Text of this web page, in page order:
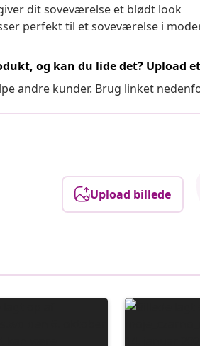
dit soveværelse et blødt look
perfekt til et soveværelse i
og kan du lide det? Upload
andre kunder. Brug linket
Upload billede